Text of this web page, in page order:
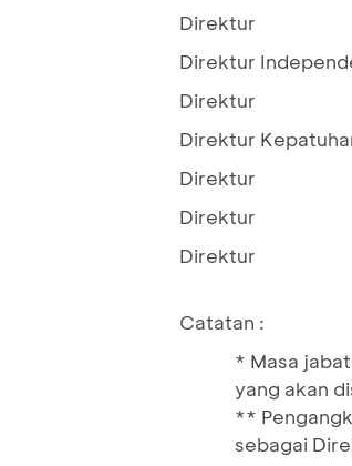
Direktur :
Direktur
Direktur :
Direktur
Direktur :
Direktur
Direktur :
Catatan :
* Masa
yang akan
**
sebagai